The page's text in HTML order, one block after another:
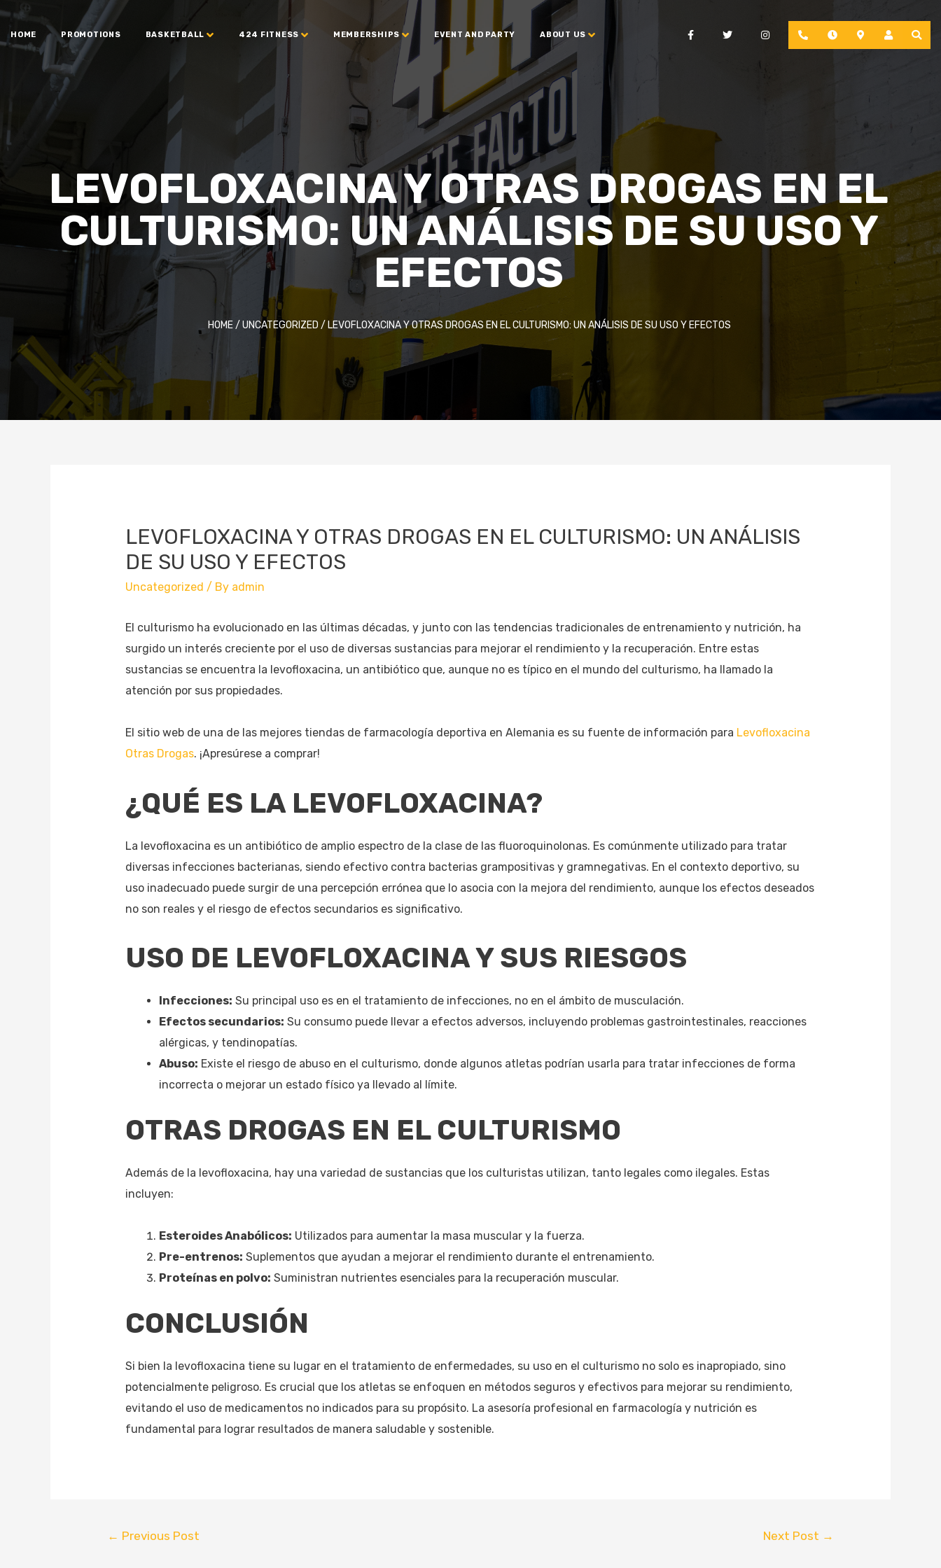
HOME PROMOTIONS BASKETBALL 424 FITNESS MEMBERSHIPS EVENT AND PARTY ABOUT US FacebookTwitter InstagramPhone Hours LocationAccount
LEVOFLOXACINA Y OTRAS DROGAS EN EL
CULTURISMO: UN ANÁLISIS DE SU USO Y
EFECTOS
HOME/ UNCATEGORIZED / LEVOFLOXACINA Y OTRAS DROGAS EN EL CULTURISMO: UN ANÁLISIS DE SU USO Y EFECTOS
LEVOFLOXACINA Y OTRAS DROGAS EN EL CULTURISMO: UN ANÁLISIS
DE SU USO Y EFECTOS
Uncategorized / By admin
El culturismo ha evolucionado en las últimas décadas, y junto con las tendencias tradicionales de entrenamiento y nutrición, ha
surgido un interés creciente por el uso de diversas sustancias para mejorar el rendimiento y la recuperación. Entre estas
sustancias se encuentra la levofloxacina, un antibiótico que, aunque no es típico en el mundo del culturismo, ha llamado la
atención por sus propiedades.
El sitio web de una de las mejores tiendas de farmacología deportiva en Alemania es su fuente de información para Levofloxacina
Otras Drogas. ¡Apresúrese a comprar!
¿QUÉ ES LA LEVOFLOXACINA?
La levofloxacina es un antibiótico de amplio espectro de la clase de las fluoroquinolonas. Es comúnmente utilizado para tratar
diversas infecciones bacterianas, siendo efectivo contra bacterias grampositivas y gramnegativas. En el contexto deportivo, su
uso inadecuado puede surgir de una percepción errónea que lo asocia con la mejora del rendimiento, aunque los efectos deseados
no son reales y el riesgo de efectos secundarios es significativo.
USO DE LEVOFLOXACINA Y SUS RIESGOS
Infecciones: Su principal uso es en el tratamiento de infecciones, no en el ámbito de musculación.
Efectos secundarios: Su consumo puede llevar a efectos adversos, incluyendo problemas gastrointestinales, reacciones
alérgicas, y tendinopatías.
Abuso: Existe el riesgo de abuso en el culturismo, donde algunos atletas podrían usarla para tratar infecciones de forma
incorrecta o mejorar un estado físico ya llevado al límite.
OTRAS DROGAS EN EL CULTURISMO
Además de la levofloxacina, hay una variedad de sustancias que los culturistas utilizan, tanto legales como ilegales. Estas
incluyen:
Esteroides Anabólicos: Utilizados para aumentar la masa muscular y la fuerza.
Pre-entrenos: Suplementos que ayudan a mejorar el rendimiento durante el entrenamiento.
Proteínas en polvo: Suministran nutrientes esenciales para la recuperación muscular.
CONCLUSIÓN
Si bien la levofloxacina tiene su lugar en el tratamiento de enfermedades, su uso en el culturismo no solo es inapropiado, sino
potencialmente peligroso. Es crucial que los atletas se enfoquen en métodos seguros y efectivos para mejorar su rendimiento,
evitando el uso de medicamentos no indicados para su propósito. La asesoría profesional en farmacología y nutrición es
fundamental para lograr resultados de manera saludable y sostenible.
← Previous Post Next Post →